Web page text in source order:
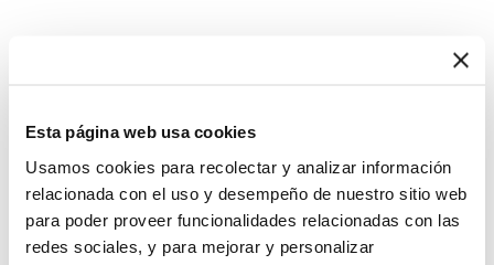
Esta página web usa cookies
Usamos cookies para recolectar y analizar información
relacionada con el uso y desempeño de nuestro sitio web
para poder proveer funcionalidades relacionadas con las
redes sociales, y para mejorar y personalizar
afectividad andamiaje
análisis de materiales
atención a la diversidad